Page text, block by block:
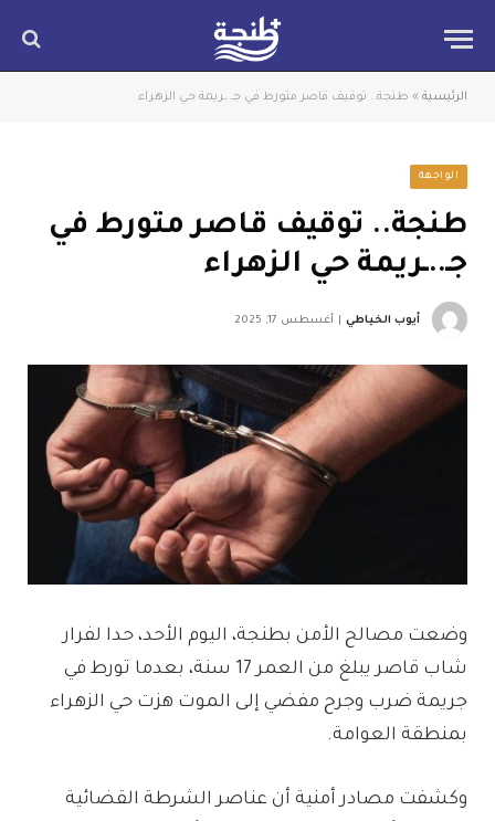
الرئيسية » طنجة.. توقيف قاصر متورط في جـ..ـريمة حي الزهراء
الواجهة
طنجة.. توقيف قاصر متورط في
جـ..ـريمة حي الزهراء
أيوب الخياطي أغسطس 17, 2025
وضعت مصالح الأمن بطنجة، اليوم الأحد، حدا لفرار
شاب قاصر يبلغ من العمر 17 سنة، بعدما تورط في
جريمة ضرب وجرح مفضي إلى الموت هزت حي الزهراء
بمنطقة العوامة.
وكشفت مصادر أمنية أن عناصر الشرطة القضائية